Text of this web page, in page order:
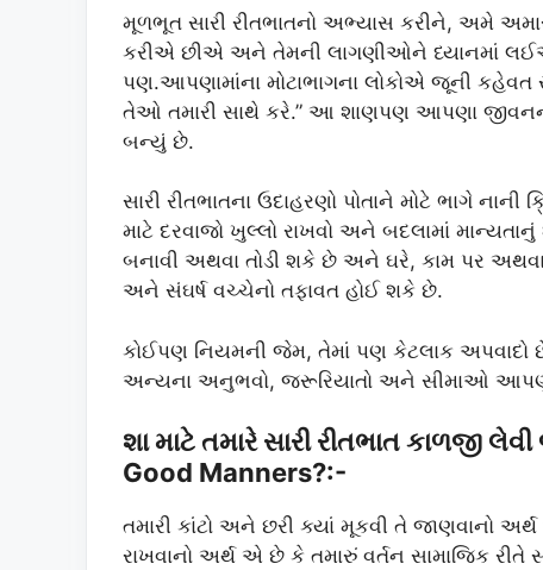
મૂળભૂત સારી રીતભાતનો અભ્યાસ કરીને, અમે
કરીએ છીએ અને તેમની લાગણીઓને ધ્યાનમાં
પણ.આપણામાંના મોટાભાગના લોકોએ જૂની
તેઓ તમારી સાથે કરે.” આ શાણપણ આપણા જીવનના
બન્યું છે.
સારી રીતભાતના ઉદાહરણો પોતાને મોટે ભાગે
માટે દરવાજો ખુલ્લો રાખવો અને બદલામાં
બનાવી અથવા તોડી શકે છે અને ઘરે, કામ પર
અને સંઘર્ષ વચ્ચેનો તફાવત હોઈ શકે છે.
કોઈપણ નિયમની જેમ, તેમાં પણ કેટલાક
અન્યના અનુભવો, જરૂરિયાતો અને સીમાઓ
શા માટે તમારે સારી રીતભાત કાળજી
Good Manners?:-
તમારી કાંટો અને છરી ક્યાં મૂકવી તે જાણવાનો
રાખવાનો અર્થ એ છે કે તમારું વર્તન સામાજિક રીતે